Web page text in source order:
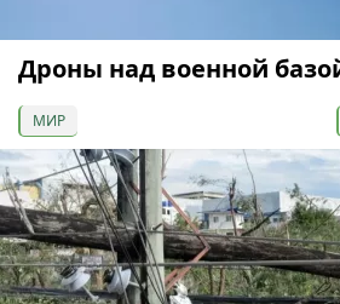
Дроны над военной
МИР